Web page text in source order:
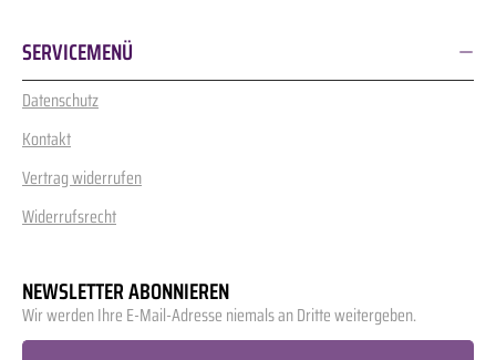
SERVICEMENÜ
Datenschutz
Kontakt
Vertrag widerrufen
Widerrufsrecht
NEWSLETTER ABONNIEREN
Wir werden Ihre E-Mail-Adresse niemals an Dritte weitergeben.